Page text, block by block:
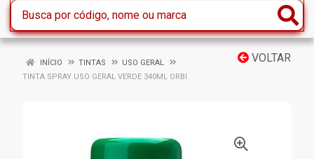
VOLTAR
INÍCIO TINTAS
USO GERAL
TINTA SPRAY USO GERAL VERDE 340ML ORBI